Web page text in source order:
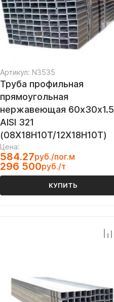
Артикул: N3535
Труба профильная
прямоугольная
нержавеющая 60х30х1.5
AISI 321
(08Х18Н10Т/12Х18Н10Т)
Цена:
584.27руб./пог.м
296 500руб./т
КУПИТЬ